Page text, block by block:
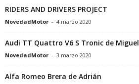
RIDERS AND DRIVERS PROJECT
NovedadMotor - 4 marzo 2020
Audi TT Quattro V6 S Tronic de Miguel
NovedadMotor - 3 marzo 2020
Alfa Romeo Brera de Adrián